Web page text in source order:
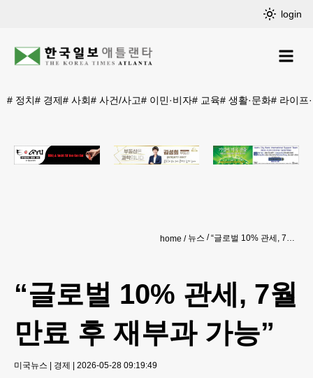
login
# 정치# 경제# 사회# 사건/사고# 이민·비자# 교육# 생활·문화# 라이프
home 뉴스 “글로벌 10% 관세, 7월 만료 후 재부과 가능”
“글로벌 10% 관세, 7월
만료 후 재부과 가능”
미국뉴스 | 경제 | 2026-05-28 09:19:49